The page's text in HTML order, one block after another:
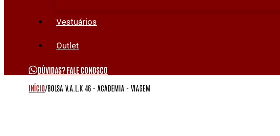
Vestuários
Outlet
DÚVIDAS? FALE CONOSCO
INÍCIO/BOLSA V.A.L.K 46 - ACADEMIA - VIAGEM